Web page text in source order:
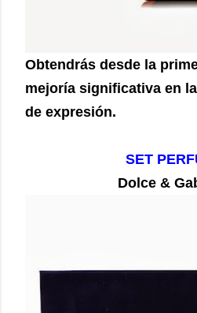
Obtendrás desde la
mejoría significativa en
de expresión.
SET
Dolce &